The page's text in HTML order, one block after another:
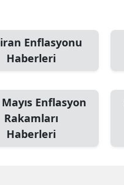
Enflasyonu
Haberleri
Enflasyon
Rakamları
Haberleri